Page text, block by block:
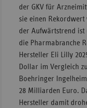
der GKV für
sie einen
der Aufwärtstrend ist
die Pharmabranche
Hersteller Eli Lilly
Dollar im Vergleich
Boehringer
28 Milliarden Euro.
Hersteller damit